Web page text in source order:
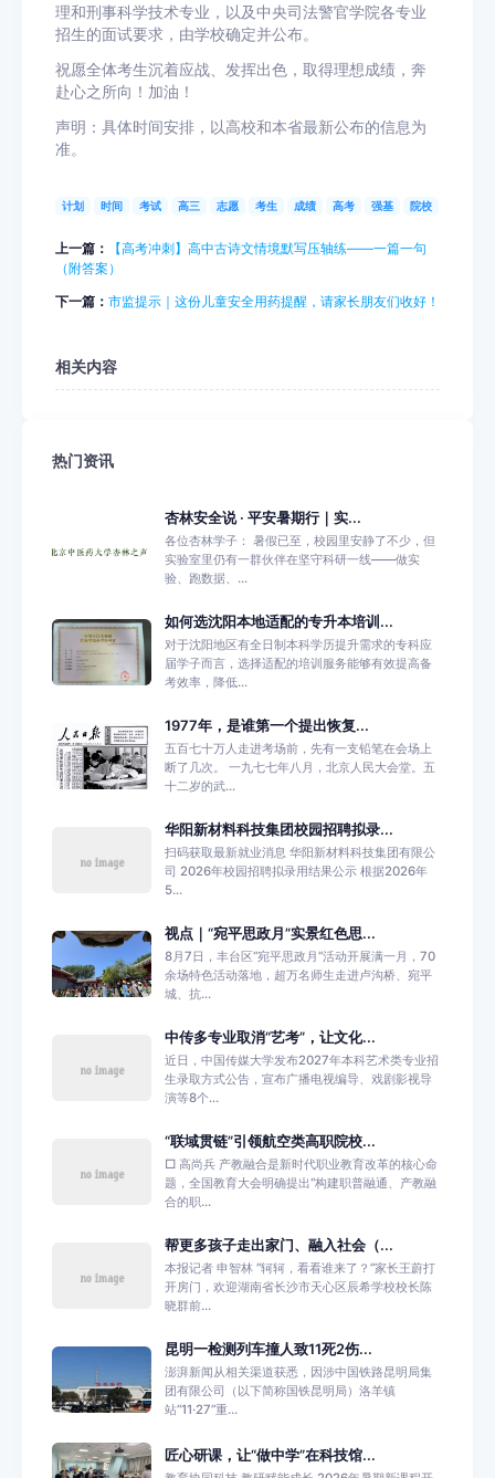
理和刑事科学技术专业，以及中央司法警官学院各专业
招生的面试要求，由学校确定并公布。
祝愿全体考生沉着应战、发挥出色，取得理想成绩，奔
赴心之所向！加油！
声明：具体时间安排，以高校和本省最新公布的信息为
准。
计划 时间 考试 高三 志愿 考生 成绩 高考 强基 院校
上一篇：
【高考冲刺】高中古诗文情境默写压轴练——一篇一句
（附答案）
下一篇： 市监提示｜这份儿童安全用药提醒，请家长朋友们收好！
相关内容
热门资讯
杏林安全说 · 平安暑期行｜实...
各位杏林学子： 暑假已至，校园里安静了不少，但
实验室里仍有一群伙伴在坚守科研一线——做实
验、跑数据、...
如何选沈阳本地适配的专升本培训...
对于沈阳地区有全日制本科学历提升需求的专科应
届学子而言，选择适配的培训服务能够有效提高备
考效率，降低...
1977年，是谁第一个提出恢复...
五百七十万人走进考场前，先有一支铅笔在会场上
断了几次。 一九七七年八月，北京人民大会堂。五
十二岁的武...
华阳新材料科技集团校园招聘拟录...
扫码获取最新就业消息 华阳新材料科技集团有限公
司 2026年校园招聘拟录用结果公示 根据2026年
5...
视点｜“宛平思政月”实景红色思...
8月7日，丰台区“宛平思政月”活动开展满一月，70
余场特色活动落地，超万名师生走进卢沟桥、宛平
城、抗...
中传多专业取消“艺考”，让文化...
近日，中国传媒大学发布2027年本科艺术类专业招
生录取方式公告，宣布广播电视编导、戏剧影视导
演等8个...
“联域贯链”引领航空类高职院校...
□ 高尚兵 产教融合是新时代职业教育改革的核心命
题，全国教育大会明确提出“构建职普融通、产教融
合的职...
帮更多孩子走出家门、融入社会（...
本报记者 申智林 “轲轲，看看谁来了？”家长王蔚打
开房门，欢迎湖南省长沙市天心区辰希学校校长陈
晓群前...
昆明一检测列车撞人致11死2伤...
澎湃新闻从相关渠道获悉，因涉中国铁路昆明局集
团有限公司（以下简称国铁昆明局）洛羊镇
站“11·27”重...
匠心研课，让“做中学”在科技馆...